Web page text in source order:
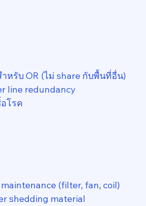
หรับ OR (ไม่ share กับพื้นที่อื่น)
line redundancy
โรค
(filter, fan, coil)
shedding material